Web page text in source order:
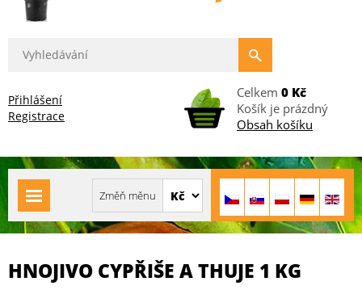
Přihlášení
Registrace
Celkem 0 Kč
Košík je prázdný
Obsah košíku
HNOJIVO CYPŘIŠE A THUJE 1 KG